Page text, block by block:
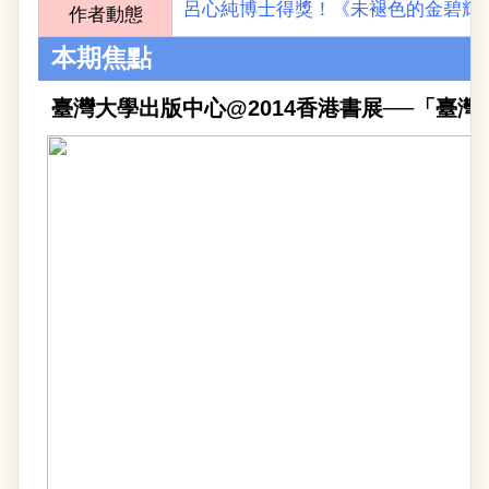
作者動態 呂心純博士得獎！《未褪色的金碧
本期焦點
臺灣大學出版中心@2014香港書展──「臺灣